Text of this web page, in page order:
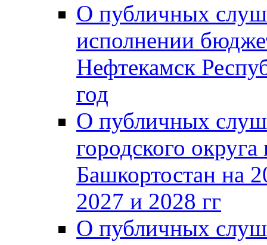
О публичных
исполнении
Нефтекамск
год
О публичных
городского
Башкортостан на
2027 и 2028 гг
О публичных